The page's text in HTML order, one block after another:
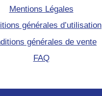
Mentions Légales
générales d’utilisation
générales de vente
FAQ